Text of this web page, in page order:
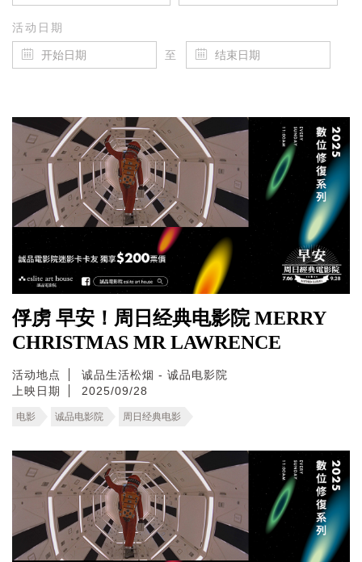
活动日期
至
俘虏 早安！周日经典电影院 MERRY
CHRISTMAS MR LAWRENCE
活动地点
诚品生活松烟 - 诚品电影院
上映日期
2025/09/28
电影 诚品电影院 周日经典电影